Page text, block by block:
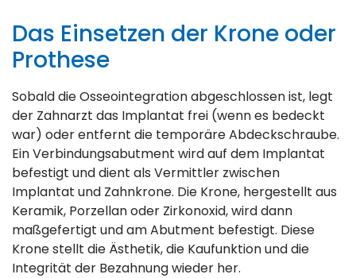
Das Einsetzen der Krone oder
Prothese
Sobald die Osseointegration abgeschlossen ist, legt
der Zahnarzt das Implantat frei (wenn es bedeckt
war) oder entfernt die temporäre Abdeckschraube.
Ein Verbindungsabutment wird auf dem Implantat
befestigt und dient als Vermittler zwischen
Implantat und Zahnkrone. Die Krone, hergestellt aus
Keramik, Porzellan oder Zirkonoxid, wird dann
maßgefertigt und am Abutment befestigt. Diese
Krone stellt die Ästhetik, die Kaufunktion und die
Integrität der Bezahnung wieder her.